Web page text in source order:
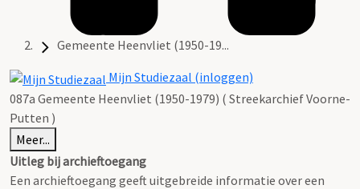
Gemeente Heenvliet (1950-19...
Mijn Studiezaal (inloggen)
087a Gemeente Heenvliet (1950-1979) ( Streekarchief Voorne-
Putten )
Meer...
Uitleg bij archieftoegang
Een archieftoegang geeft uitgebreide informatie over een